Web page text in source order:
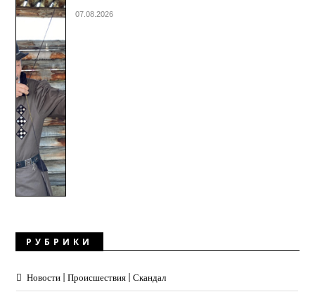
07.08.2026
РУБРИКИ
Новости | Происшествия | Скандал